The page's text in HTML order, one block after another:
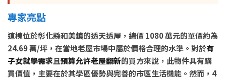
專家亮點
這棟位於彰化縣和美鎮的透天透屋，總價 1080 萬元的單價約為
24.69 萬/坪，在當地老屋市場中屬於價格合理的水準。對於有
子女就學需求且預算允許老屋翻新的買方來說，此物件具有購
買價值，主要在於其學區優勢與完善的市區生活機能。然而，4